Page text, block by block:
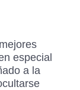
especial
a la